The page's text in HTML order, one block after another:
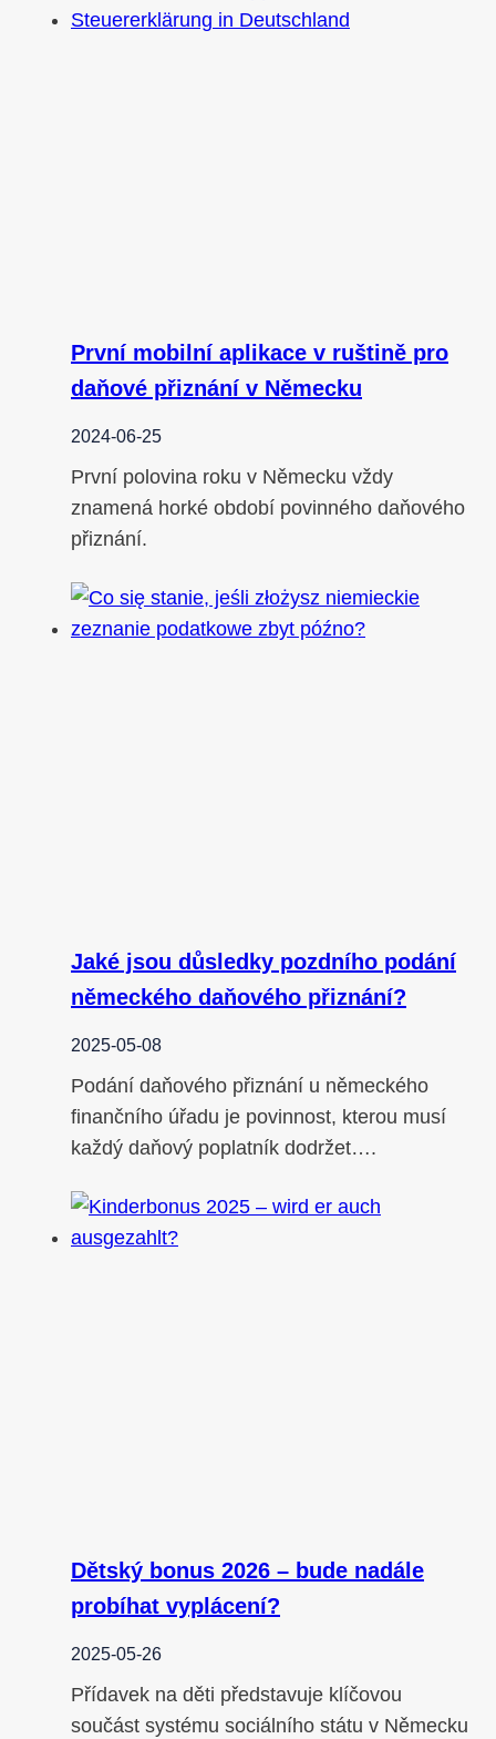
První mobilní aplikace v ruštině pro
daňové přiznání v Německu
2024-06-25
První polovina roku v Německu vždy
znamená horké období povinného daňového
přiznání.
Jaké jsou důsledky pozdního podání
německého daňového přiznání?
2025-05-08
Podání daňového přiznání u německého
finančního úřadu je povinnost, kterou musí
každý daňový poplatník dodržet….
Dětský bonus 2026 – bude nadále
probíhat vyplácení?
2025-05-26
Přídavek na děti představuje klíčovou
součást systému sociálního státu v Německu